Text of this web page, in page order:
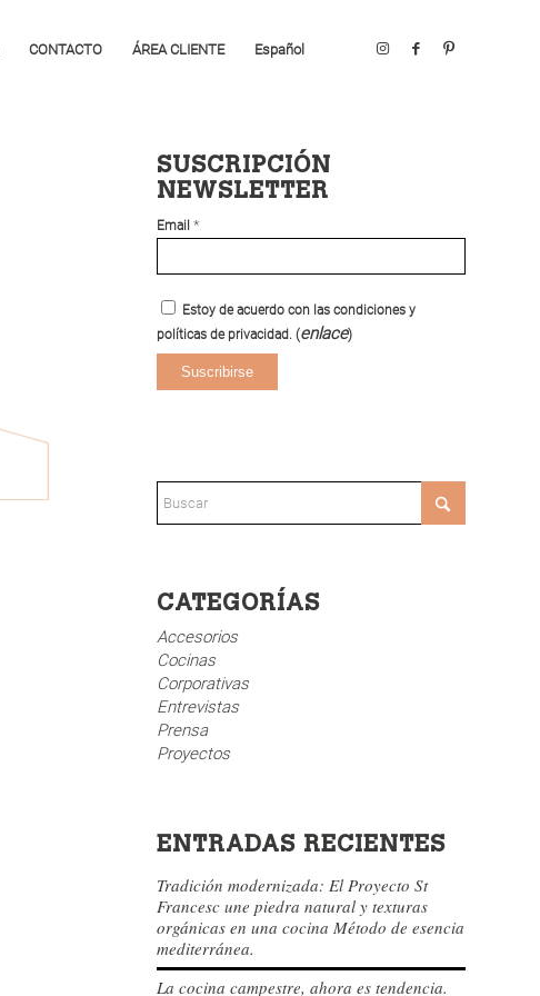
CONTACTO ÁREA CLIENTE Español
SUSCRIPCIÓN
NEWSLETTER
Email*
Estoy de acuerdo con las condiciones y
políticas de privacidad. (enlace)
CATEGORÍAS
Accesorios
Cocinas
Corporativas
Entrevistas
Prensa
Proyectos
ENTRADAS RECIENTES
Tradición modernizada: El Proyecto St
Francesc une piedra natural y texturas
orgánicas en una cocina Método de esencia
mediterránea.
La cocina campestre, ahora es tendencia.